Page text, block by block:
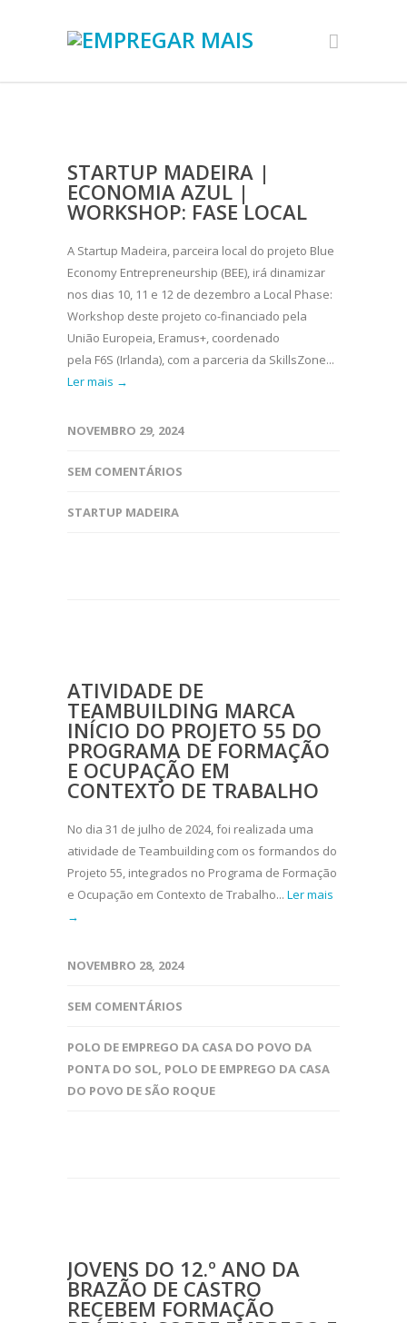
STARTUP MADEIRA |
ECONOMIA AZUL |
WORKSHOP: FASE LOCAL
A Startup Madeira, parceira local do projeto Blue
Economy Entrepreneurship (BEE), irá dinamizar
nos dias 10, 11 e 12 de dezembro a Local Phase:
Workshop deste projeto co-financiado pela
União Europeia, Eramus+, coordenado
pela F6S (Irlanda), com a parceria da SkillsZone...
Ler mais →
NOVEMBRO 29, 2024
SEM COMENTÁRIOS
STARTUP MADEIRA
ATIVIDADE DE
TEAMBUILDING MARCA
INÍCIO DO PROJETO 55 DO
PROGRAMA DE FORMAÇÃO
E OCUPAÇÃO EM
CONTEXTO DE TRABALHO
No dia 31 de julho de 2024, foi realizada uma
atividade de Teambuilding com os formandos do
Projeto 55, integrados no Programa de Formação
e Ocupação em Contexto de Trabalho... Ler mais
→
NOVEMBRO 28, 2024
SEM COMENTÁRIOS
POLO DE EMPREGO DA CASA DO POVO DA
PONTA DO SOL, POLO DE EMPREGO DA CASA
DO POVO DE SÃO ROQUE
JOVENS DO 12.º ANO DA
BRAZÃO DE CASTRO
RECEBEM FORMAÇÃO